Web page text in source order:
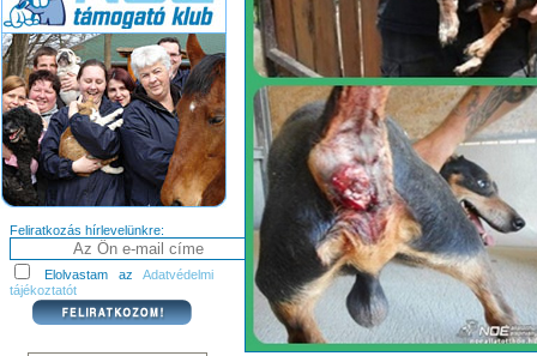
Feliratkozás hírlevelünkre:
Elolvastam az Adatvédelmi
tájékoztatót